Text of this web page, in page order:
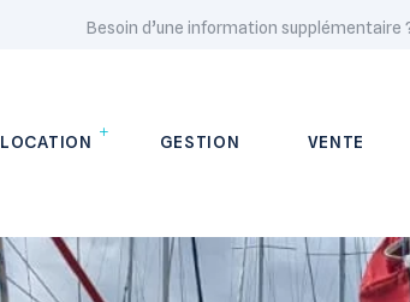
Besoin d’une information supplémentaire
LOCATION GESTION VENTE